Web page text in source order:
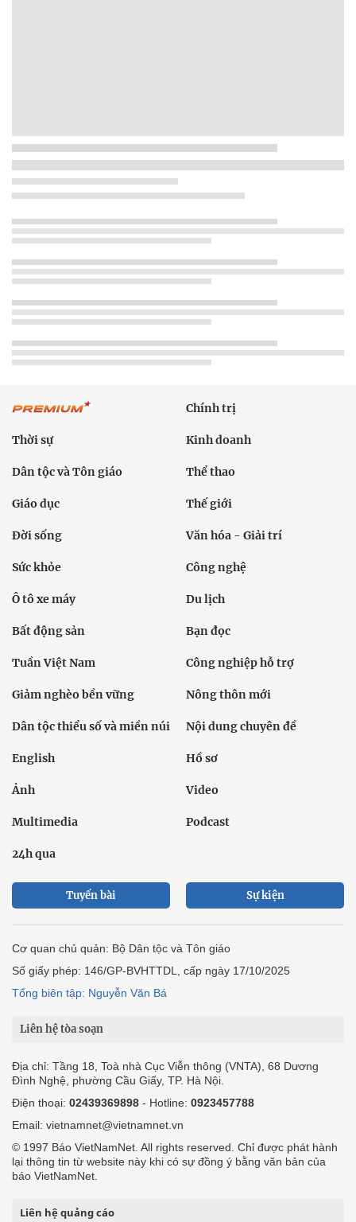
Chính trị
Thời sự Kinh doanh
Dân tộc và Tôn giáo Thể thao
Giáo dục Thế giới
Đời sống Văn hóa - Giải trí
Sức khỏe Công nghệ
Ô tô xe máy Du lịch
Bất động sản Bạn đọc
Tuần Việt Nam Công nghiệp hỗ trợ
Giảm nghèo bền vững Nông thôn mới
Dân tộc thiểu số và miền núi Nội dung chuyên đề
English Hồ sơ
Ảnh Video
Multimedia Podcast
24h qua
Tuyến bài Sự kiện
Cơ quan chủ quản: Bộ Dân tộc và Tôn giáo
Số giấy phép: 146/GP-BVHTTDL, cấp ngày 17/10/2025
Tổng biên tập: Nguyễn Văn Bá
Liên hệ tòa soạn
Địa chỉ: Tầng 18, Toà nhà Cục Viễn thông (VNTA), 68 Dương
Đình Nghệ, phường Cầu Giấy, TP. Hà Nội.
Điện thoại: 02439369898 - Hotline: 0923457788
Email: vietnamnet@vietnamnet.vn
© 1997 Báo VietNamNet. All rights reserved. Chỉ được phát hành
lại thông tin từ website này khi có sự đồng ý bằng văn bản của
báo VietNamNet.
Liên hệ quảng cáo